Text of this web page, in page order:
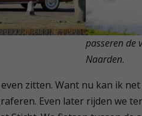
passeren de
Naarden.
zitten. Want nu kan ik
Even later rijden we